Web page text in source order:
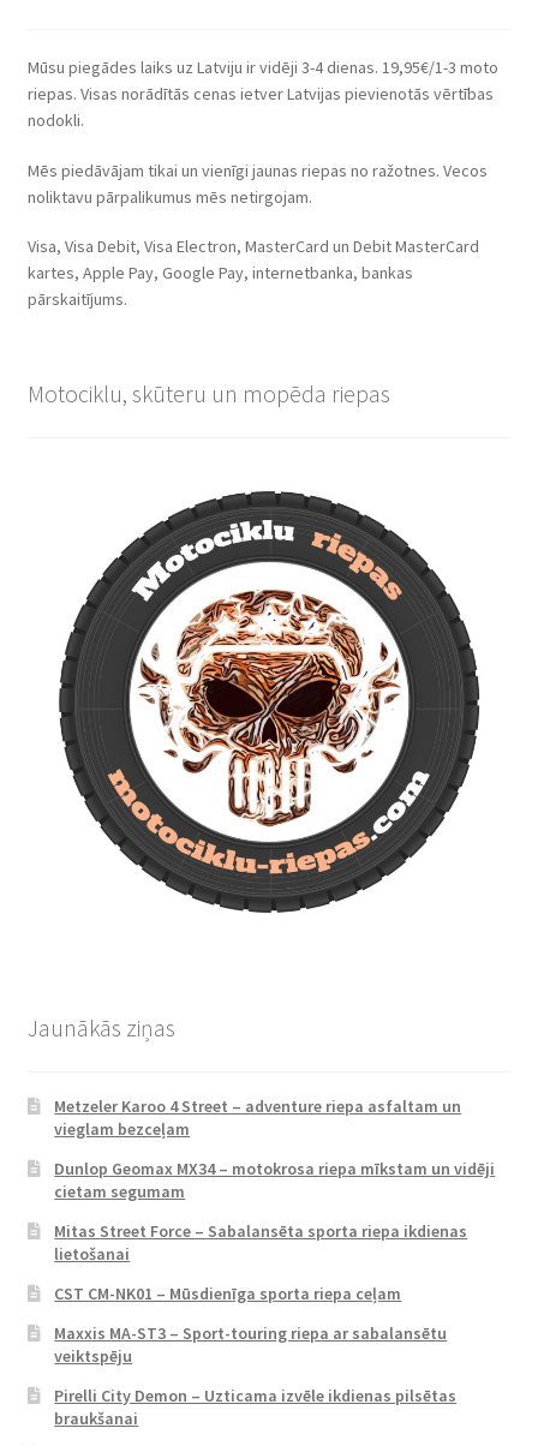
Mūsu piegādes laiks uz Latviju ir vidēji 3-4 dienas. 19,95€/1-3 moto
riepas. Visas norādītās cenas ietver Latvijas pievienotās vērtības
nodokli.
Mēs piedāvājam tikai un vienīgi jaunas riepas no ražotnes. Vecos
noliktavu pārpalikumus mēs netirgojam.
Visa, Visa Debit, Visa Electron, MasterCard un Debit MasterCard
kartes, Apple Pay, Google Pay, internetbanka, bankas
pārskaitījums.
Motociklu, skūteru un mopēda riepas
Jaunākās ziņas
Metzeler Karoo 4 Street – adventure riepa asfaltam un
vieglam bezceļam
Dunlop Geomax MX34 – motokrosa riepa mīkstam un vidēji
cietam segumam
Mitas Street Force – Sabalansēta sporta riepa ikdienas
lietošanai
CST CM-NK01 – Mūsdienīga sporta riepa ceļam
Maxxis MA-ST3 – Sport-touring riepa ar sabalansētu
veiktspēju
Pirelli City Demon – Uzticama izvēle ikdienas pilsētas
braukšanai